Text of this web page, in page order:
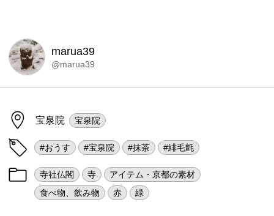
marua39
@marua39
宝泉院 宝泉院
#おうす #宝泉院 #抹茶 #緋毛氈
寺社仏閣 寺
アイテム・京都の素材
食べ物、飲み物
赤 緑